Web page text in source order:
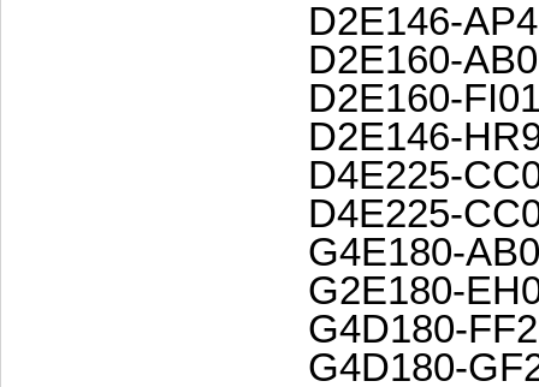
D2E146-
D2E160-
D2E160-
D2E146-
D4E225-
D4E225-
G4E180-
G2E180-
G4D180-
G4D180-